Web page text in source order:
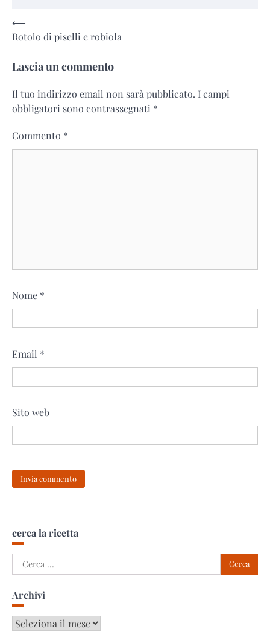
Navigazione
articoli
⟵
Rotolo di piselli e robiola
Lascia un commento
Il tuo indirizzo email non sarà pubblicato. I campi
obbligatori sono contrassegnati *
Commento *
Nome *
Email *
Sito web
cerca la ricetta
Ricerca
per:
Archivi
Archivi